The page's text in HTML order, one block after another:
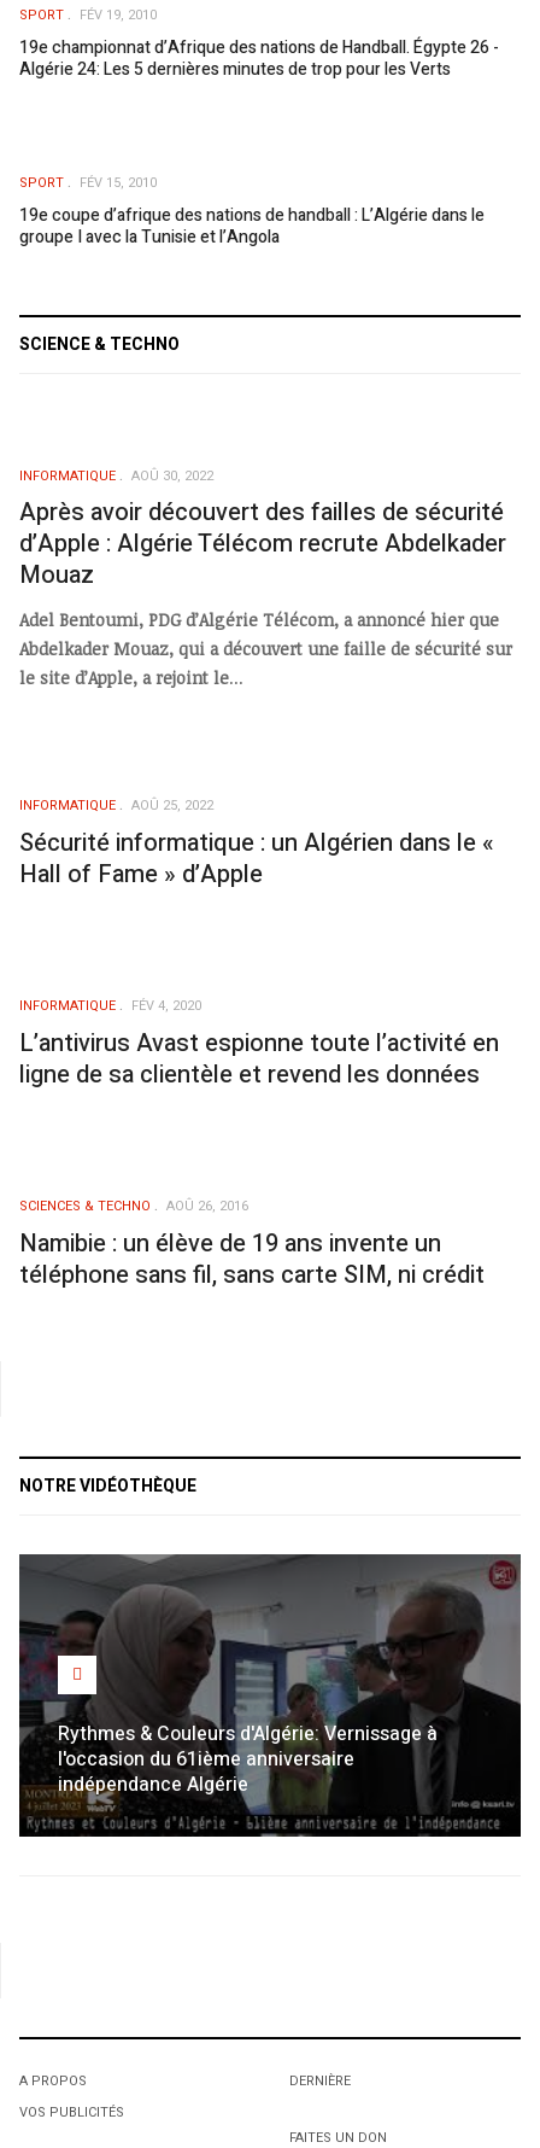
SPORT FÉV 19, 2010
19e championnat d’Afrique des nations de Handball. Égypte 26 -
Algérie 24: Les 5 dernières minutes de trop pour les Verts
SPORT FÉV 15, 2010
19e coupe d’afrique des nations de handball : L’Algérie dans le
groupe I avec la Tunisie et l’Angola
SCIENCE & TECHNO
INFORMATIQUE AOÛ 30, 2022
Après avoir découvert des failles de sécurité
d’Apple : Algérie Télécom recrute Abdelkader
Mouaz
Adel Bentoumi, PDG d’Algérie Télécom, a annoncé hier que
Abdelkader Mouaz, qui a découvert une faille de sécurité sur
le site d’Apple, a rejoint le...
INFORMATIQUE AOÛ 25, 2022
Sécurité informatique : un Algérien dans le «
Hall of Fame » d’Apple
INFORMATIQUE FÉV 4, 2020
L’antivirus Avast espionne toute l’activité en
ligne de sa clientèle et revend les données
SCIENCES & TECHNO AOÛ 26, 2016
Namibie : un élève de 19 ans invente un
téléphone sans fil, sans carte SIM, ni crédit
NOTRE VIDÉOTHÈQUE
Rythmes & Couleurs d'Algérie: Vernissage à
l'occasion du 61ième anniversaire
indépendance Algérie
A PROPOS
VOS PUBLICITÉS
DERNIÈRE
FAITES UN DON